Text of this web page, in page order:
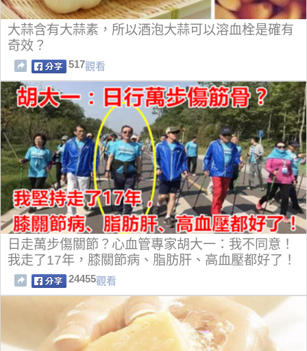
大蒜含有大蒜素，所以酒泡大蒜可以溶血栓是確有
奇效？
517觀看
日走萬步傷關節？心血管專家胡大一：我不同意！
我走了17年，膝關節病、脂肪肝、高血壓都好了！
24455觀看